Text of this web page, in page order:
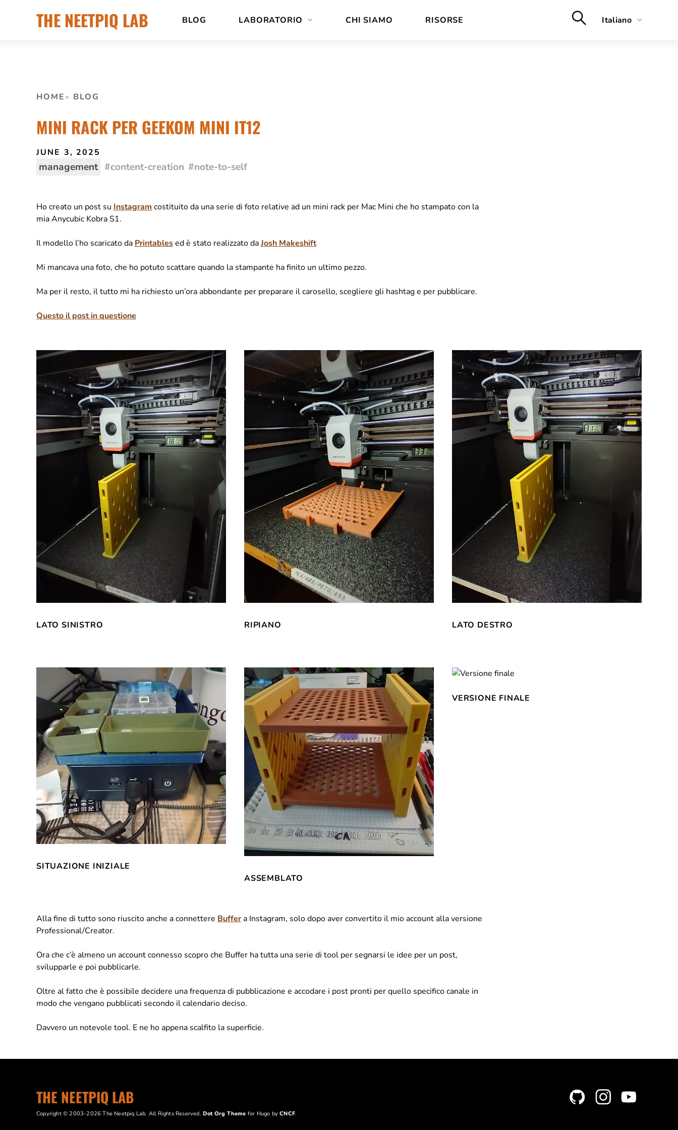
THE NEETPIQ LAB BLOG LABORATORIO CHI SIAMO RISORSE Italiano
HOME BLOG
MINI RACK PER GEEKOM MINI IT12
JUNE 3, 2025
management content-creation note-to-self
Ho creato un post su Instagram costituito da una serie di foto relative ad un mini rack per Mac Mini che ho stampato con la
mia Anycubic Kobra S1.
Il modello l’ho scaricato da Printablesed è stato realizzato daJosh Makeshift
Mi mancava una foto, che ho potuto scattare quando la stampante ha finito un ultimo pezzo.
Ma per il resto, il tutto mi ha richiesto un’ora abbondante per preparare il carosello, scegliere gli hashtag e per pubblicare.
Questo il post in questione
LATO SINISTRO RIPIANO LATO DESTRO
SITUAZIONE INIZIALE
ASSEMBLATO
VERSIONE FINALE
Alla fine di tutto sono riuscito anche a connettere Buffera Instagram, solo dopo aver convertito il mio account alla versione
Professional/Creator.
Ora che c’è almeno un account connesso scopro che Buffer ha tutta una serie di tool per segnarsi le idee per un post,
svilupparle e poi pubblicarle.
Oltre al fatto che è possibile decidere una frequenza di pubblicazione e accodare i post pronti per quello specifico canale in
modo che vengano pubblicati secondo il calendario deciso.
Davvero un notevole tool. E ne ho appena scalfito la superficie.
THE NEETPIQ LAB
Copyright © 2003-2026 The Neetpiq Lab. All Rights Reserved. Dot Org Theme for Hugo byCNCF.